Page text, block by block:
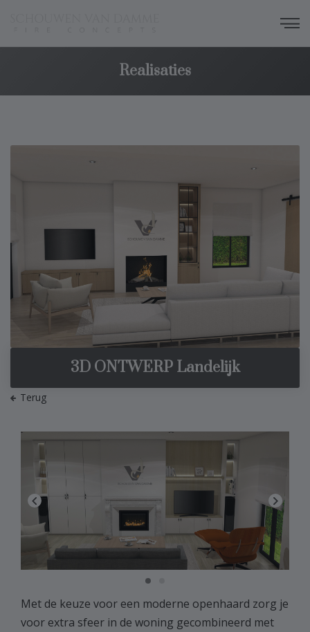
Realisaties
3D ONTWERP Landelijk
Terug
Previous Next
Met de keuze voor een moderne openhaard zorg je
voor extra sfeer in de woning gecombineerd met